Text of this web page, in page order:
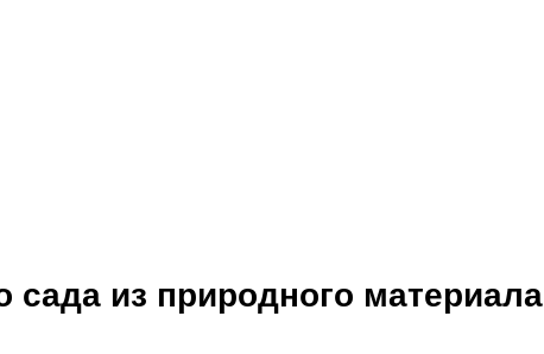
сада из природного материала